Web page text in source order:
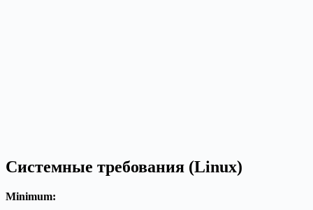
Системные требования (Linux)
Minimum: